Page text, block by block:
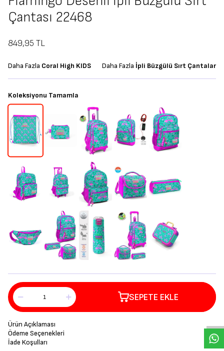
Çantası 22468
849,95 TL
Daha Fazla Coral High KIDS Daha Fazla İpli Büzgülü Sırt Çantalar
Koleksiyonu Tamamla
SEPETE EKLE
Ürün Açıklaması
Ödeme Seçenekleri
İade Koşulları